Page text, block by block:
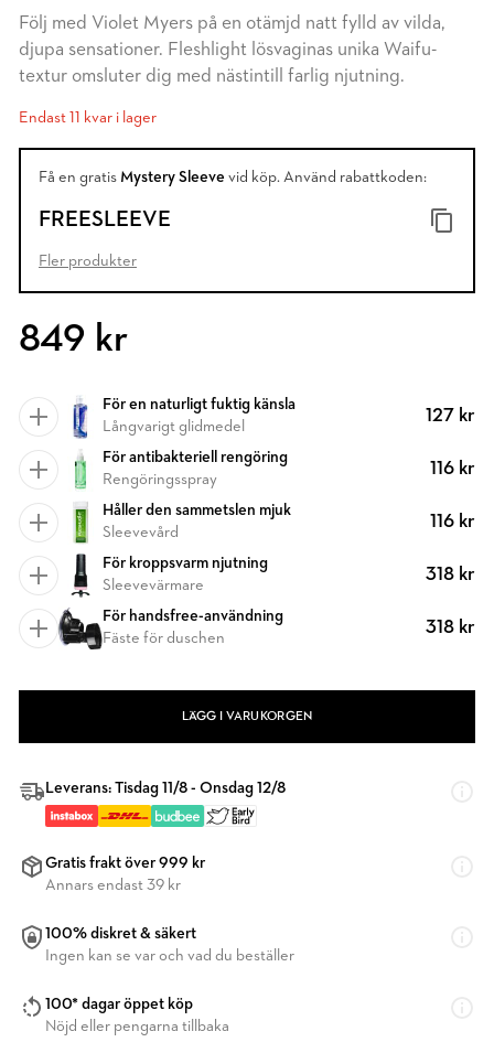
Följ med Violet Myers på en otämjd natt fylld av vilda,
djupa sensationer. Fleshlight lösvaginas unika Waifu-
textur omsluter dig med nästintill farlig njutning.
Endast 11 kvar i lager
Få en gratis Mystery Sleeve vid köp. Använd rabattkoden:
FREESLEEVE
Fler produkter
849 kr
För en naturligt fuktig känsla
Långvarigt glidmedel
127 kr
För antibakteriell rengöring
Rengöringsspray
116 kr
Håller den sammetslen mjuk
Sleevevård
116 kr
För kroppsvarm njutning
Sleevevärmare
318 kr
För handsfree-användning
Fäste för duschen
318 kr
LÄGG I VARUKORGEN
Leverans: Tisdag 11/8 - Onsdag 12/8
Gratis frakt över 999 kr
Annars endast 39 kr
100% diskret & säkert
Ingen kan se var och vad du beställer
100* dagar öppet köp
Nöjd eller pengarna tillbaka